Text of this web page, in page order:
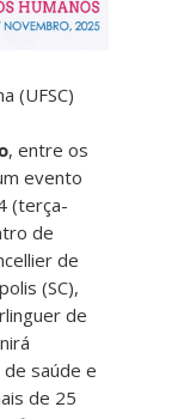
(UFSC)
, entre os
evento
(terça-
de
de
(SC),
de
saúde e
de 25